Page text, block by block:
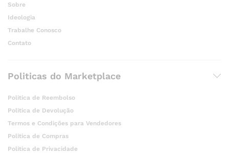
Sobre
Ideologia
Trabalhe Conosco
Contato
Politicas do Marketplace
Politica de Reembolso
Politica de Devolução
Termos e Condições para Vendedores
Politica de Compras
Politica de Privacidade